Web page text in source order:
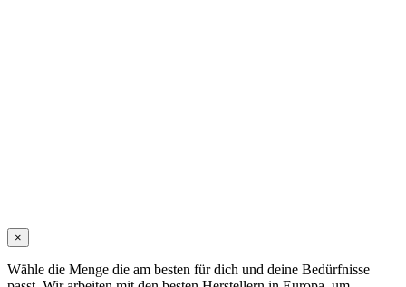
×
Wähle die Menge die am besten für dich und deine Bedürfnisse